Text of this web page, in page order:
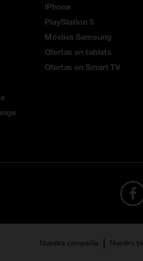
iPhone
PlayStation 5
Móviles Samsung
Ofertas en tablets
Ofertas en Smart TV
Nuestra compañía Nuestro